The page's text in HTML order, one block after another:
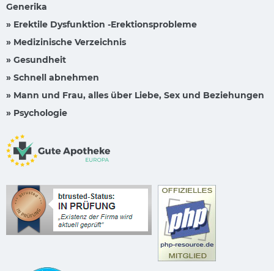
Generika
» Erektile Dysfunktion -Erektionsprobleme
» Medizinische Verzeichnis
» Gesundheit
» Schnell abnehmen
» Mann und Frau, alles über Liebe, Sex und Beziehungen
» Psychologie